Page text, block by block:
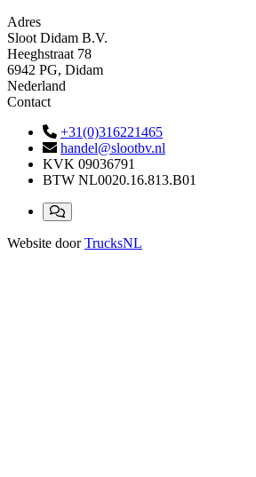
Adres
Sloot Didam B.V.
Heeghstraat 78
6942 PG, Didam
Nederland
Contact
+31(0)316221465
handel@slootbv.nl
KVK 09036791
BTW NL0020.16.813.B01
Website door TrucksNL